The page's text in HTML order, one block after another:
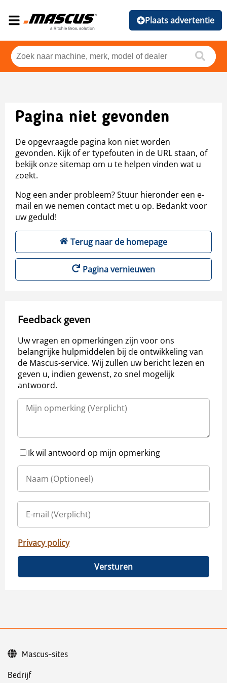
Plaats advertentie
Pagina niet gevonden
De opgevraagde pagina kon niet worden
gevonden. Kijk of er typefouten in de URL staan, of
bekijk onze sitemap om u te helpen vinden wat u
zoekt.
Nog een ander probleem? Stuur hieronder een e-
mail en we nemen contact met u op. Bedankt voor
uw geduld!
Terug naar de homepage
Pagina vernieuwen
Feedback geven
Uw vragen en opmerkingen zijn voor ons
belangrijke hulpmiddelen bij de ontwikkeling van
de Mascus-service. Wij zullen uw bericht lezen en
geven u, indien gewenst, zo snel mogelijk
antwoord.
Ik wil antwoord op mijn opmerking
Privacy policy
Versturen
Bedrijf
Mascus-sites